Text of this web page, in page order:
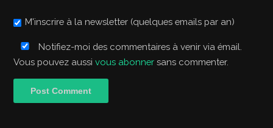
M'inscrire à la newsletter (quelques emails par an)
Notifiez-moi des commentaires à venir via émail.
Vous pouvez aussivous abonner sans commenter.